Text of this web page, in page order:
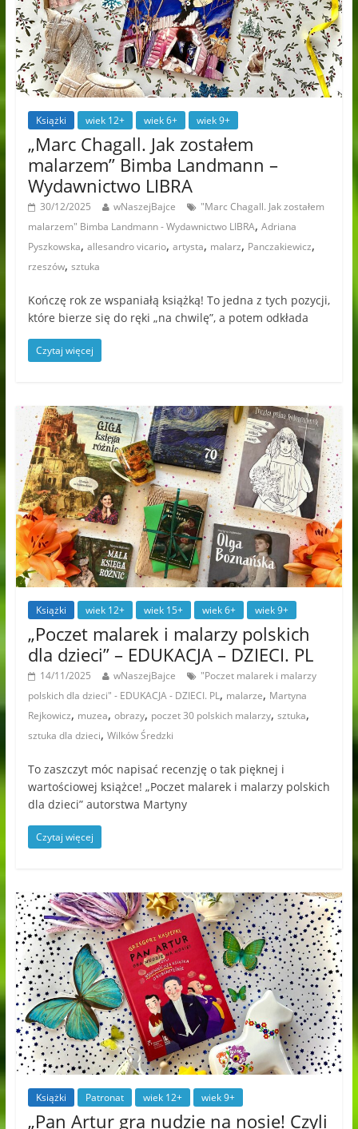
Książki wiek 12+ wiek 6+ wiek 9+
„Marc Chagall. Jak zostałem
malarzem” Bimba Landmann –
Wydawnictwo LIBRA
30/12/2025 wNaszejBajce
"Marc Chagall. Jak zostałem
malarzem" Bimba Landmann - Wydawnictwo LIBRA, Adriana
Pyszkowska, allesandro vicario, artysta, malarz, Panczakiewicz,
rzeszów, sztuka
Kończę rok ze wspaniałą książką! To jedna z tych pozycji,
które bierze się do ręki „na chwilę”, a potem odkłada
Czytaj więcej
Książki wiek 12+ wiek 15+ wiek 6+ wiek 9+
„Poczet malarek i malarzy polskich
dla dzieci” – EDUKACJA – DZIECI. PL
14/11/2025 wNaszejBajce
"Poczet malarek i malarzy
polskich dla dzieci" - EDUKACJA - DZIECI. PL, malarze, Martyna
Rejkowicz, muzea, obrazy, poczet 30 polskich malarzy, sztuka,
sztuka dla dzieci, Wilków Średzki
To zaszczyt móc napisać recenzję o tak pięknej i
wartościowej książce! „Poczet malarek i malarzy polskich
dla dzieci” autorstwa Martyny
Czytaj więcej
Książki Patronat wiek 12+ wiek 9+
„Pan Artur gra nudzie na nosie! Czyli